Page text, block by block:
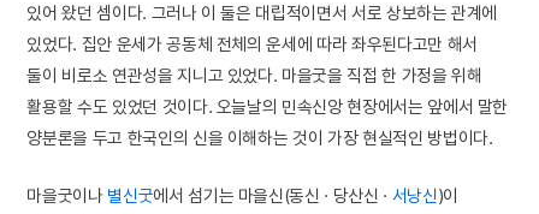
있어 왔던 셈이다. 그러나 이 둘은 대립적이면서 서로 상보하는 관계에
있었다. 집안 운세가 공동체 전체의 운세에 따라 좌우된다고만 해서
둘이 비로소 연관성을 지니고 있었다. 마을굿을 직접 한 가정을 위해
활용할 수도 있었던 것이다. 오늘날의 민속신앙 현장에서는 앞에서 말한
양분론을 두고 한국인의 신을 이해하는 것이 가장 현실적인 방법이다.
마을굿이나 별신굿에서 섬기는 마을신(동신 · 당산신 · 서낭신)이